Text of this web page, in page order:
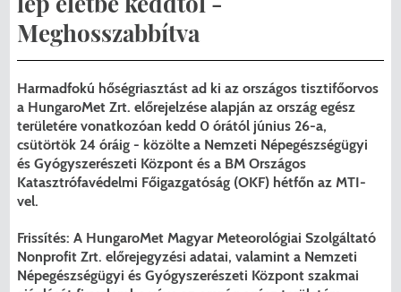
Pécel Város Önkormányzata ASP
Központhoz való csatlakozása
Péceli Polgármesteri Hivatal energetikai
korszerűsítése
Komplex csapadékvíz-elvezetés
Pécel Város Önkormányzata 250 000
000 Ft értékű támogatást nyert az
Menzakártya/Applikáció
Kedvezmények/Diéta/Allergia
Nyomtatványok
Étkezési térítési díjak
Kapcsolat
2025/2026. tanév
Meghosszabbítva
Harmadfokú hőségriasztást ad ki az országos tisztifőorvos
a HungaroMet Zrt. előrejelzése alapján az ország egész
területére vonatkozóan kedd 0 órától június 26-a,
csütörtök 24 óráig - közölte a Nemzeti Népegészségügyi
és Gyógyszerészeti Központ és a BM Országos
Katasztrófavédelmi Főigazgatóság (OKF) hétfőn az MTI-
vel.
Frissítés: A HungaroMet Magyar Meteorológiai Szolgáltató
Nonprofit Zrt. előrejegyzési adatai, valamint a Nemzeti
Népegészségügyi és Gyógyszerészeti Központ szakmai